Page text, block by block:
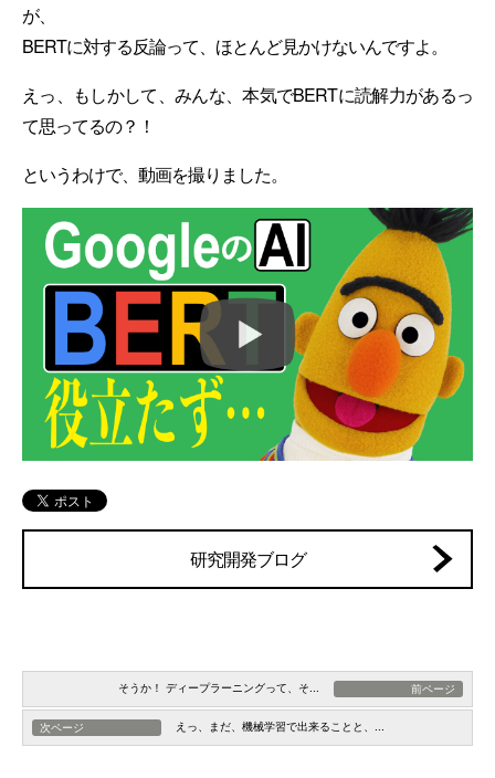
が、
BERTに対する反論って、ほとんど見かけないんですよ。
えっ、もしかして、みんな、本気でBERTに読解力があるっ
て思ってるの？！
というわけで、動画を撮りました。
研究開発ブログ
そうか！ ディープラーニングって、そ... 前ページ
次ページ えっ、まだ、機械学習で出来ることと、...